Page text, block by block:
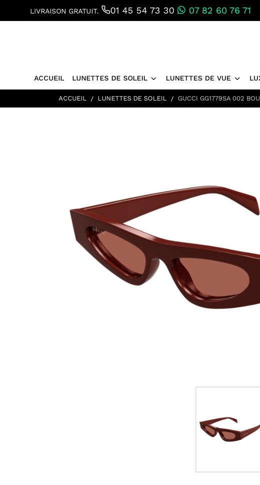
LIVRAISON GRATUIT. 01 45 54 73 30 07 82 60 76 71
ACCUEIL LUNETTES DE SOLEIL LUNETTES DE VUE
ACCUEIL LUNETTES DE SOLEIL GUCCI GG1779SA 002